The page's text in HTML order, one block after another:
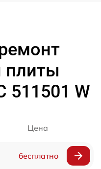
плиты
511501 W
Цена
бесплатно